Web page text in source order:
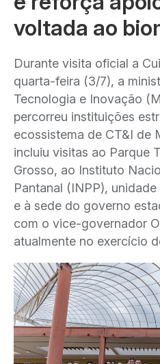
voltada ao
Durante visita oficial a
quarta-feira (3/7), a
Tecnologia e Inovação
percorreu instituições
ecossistema de CT&I de
incluiu visitas ao Parque
Grosso, ao Instituto
Pantanal (INPP),
e à sede do governo
com o vice-governador
atualmente no exercício